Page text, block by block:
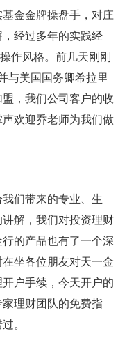
金金牌操盘手，对庄
经过多年的实践经
作风格。前几天刚刚
与美国国务卿希拉里
，我们公司客户的收
欢迎乔老师为我们做
们带来的专业、生
解，我们对投资理财
的产品也有了一个深
坐各位朋友对天一金
户手续，今天开户的
理财团队的免费指
。